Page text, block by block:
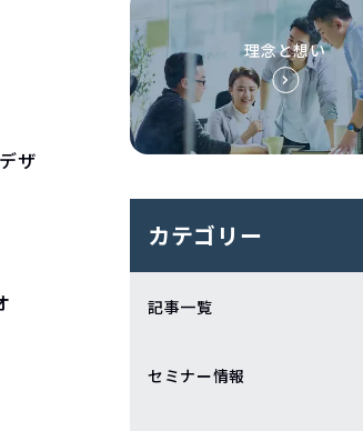
ザ
理念と想い
カテゴリー
記事一覧
セミナー情報